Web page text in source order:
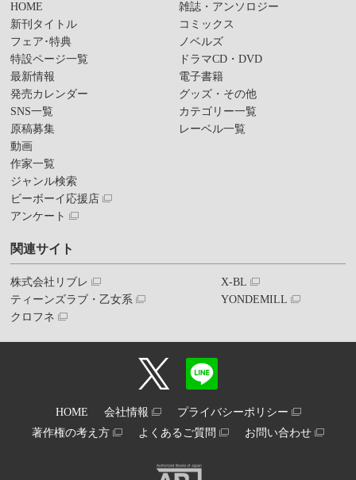
HOME
新刊タイトル
フェア･特典
特設ページ一覧
最新情報
発売カレンダー
SNS一覧
原稿募集
動画
作家一覧
ジャンル検索
ビーボーイ応援店
アンケート
雑誌・アンソロジー
コミックス
ノベルズ
ドラマCD・DVD
電子書籍
グッズ・その他
カテゴリー一覧
レーベル一覧
関連サイト
株式会社リブレ
ティーンズラブ・乙女系
クロフネ
X-BL
YONDEMILL
HOME 会社情報
プライバシーポリシー
著作権の考え方
よくあるご質問 お問い合わせ